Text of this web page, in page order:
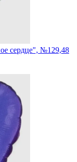
сердце", №1 29,48